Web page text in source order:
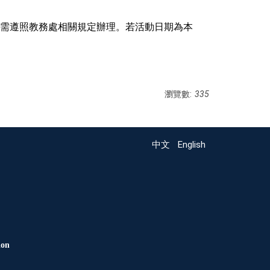
遵照教務處相關規定辦理。若活動日期為本
瀏覽數: 335
中文 English